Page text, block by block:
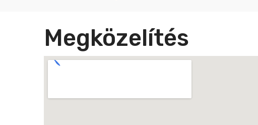
Megközelítés